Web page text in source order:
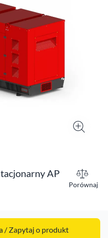
AP
Porównaj
/ Zapytaj o produkt